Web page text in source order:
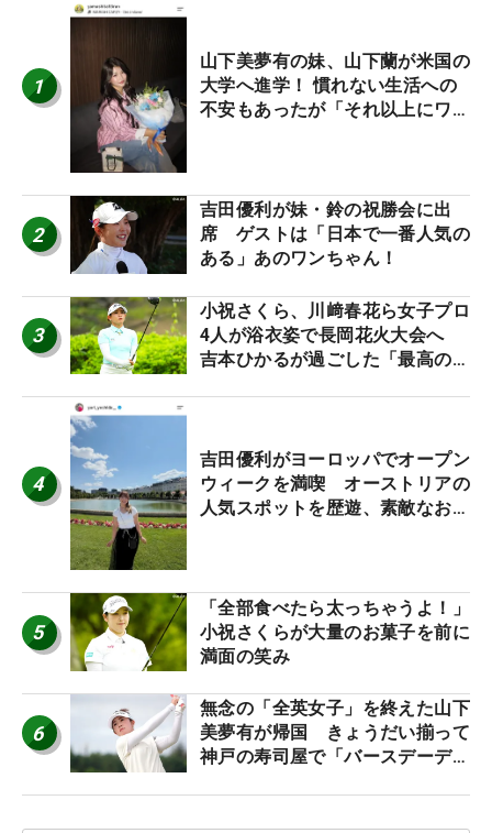
1
山下美夢有の妹、山下蘭が米国の
大学へ進学！ 慣れない生活への
不安もあったが「それ以上にワク
2
吉田優利が妹・鈴の祝勝会に出
席 ゲストは「日本で一番人気の
ある」あのワンちゃん！
3
小祝さくら、川﨑春花ら女子プロ
4人が浴衣姿で長岡花火大会へ
吉本ひかるが過ごした「最高の夏
4
吉田優利がヨーロッパでオープン
ウィークを満喫 オーストリアの
人気スポットを歴遊、素敵なお土
5
「全部食べたら太っちゃうよ！」
小祝さくらが大量のお菓子を前に
満面の笑み
6
無念の「全英女子」を終えた山下
美夢有が帰国 きょうだい揃って
神戸の寿司屋で「バースデーディ